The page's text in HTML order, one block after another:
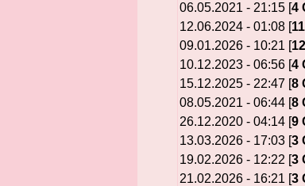
06.05.2021 - 21:15 [4
12.06.2024 - 01:08 [
09.01.2026 - 10:21 [
10.12.2023 - 06:56 [4
15.12.2025 - 22:47 [8
08.05.2021 - 06:44 [8
26.12.2020 - 04:14 [9
13.03.2026 - 17:03 [3
19.02.2026 - 12:22 [3
21.02.2026 - 16:21 [3